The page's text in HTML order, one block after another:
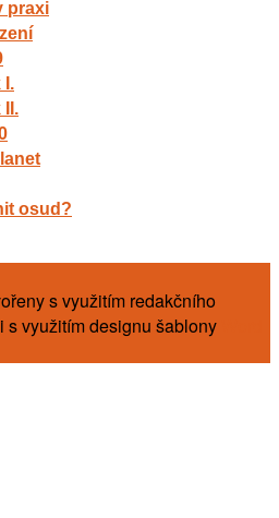
praxi
I.
II.
osud?
s využitím redakčního
s využitím designu šablony